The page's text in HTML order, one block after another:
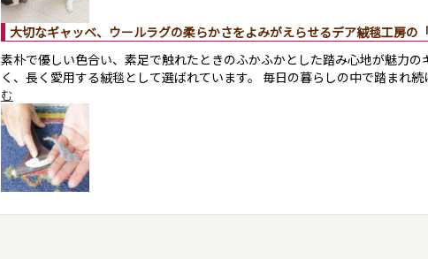
大切なギャッベ、ウールラグの柔らかさをよみがえらせるデア絨毯工房の
素朴で優しい色合い、素足で触れたときのふかふかとした踏み心地が魅力
く、長く愛用する絨毯として選ばれています。 毎日の暮らしの中で踏まれ
む